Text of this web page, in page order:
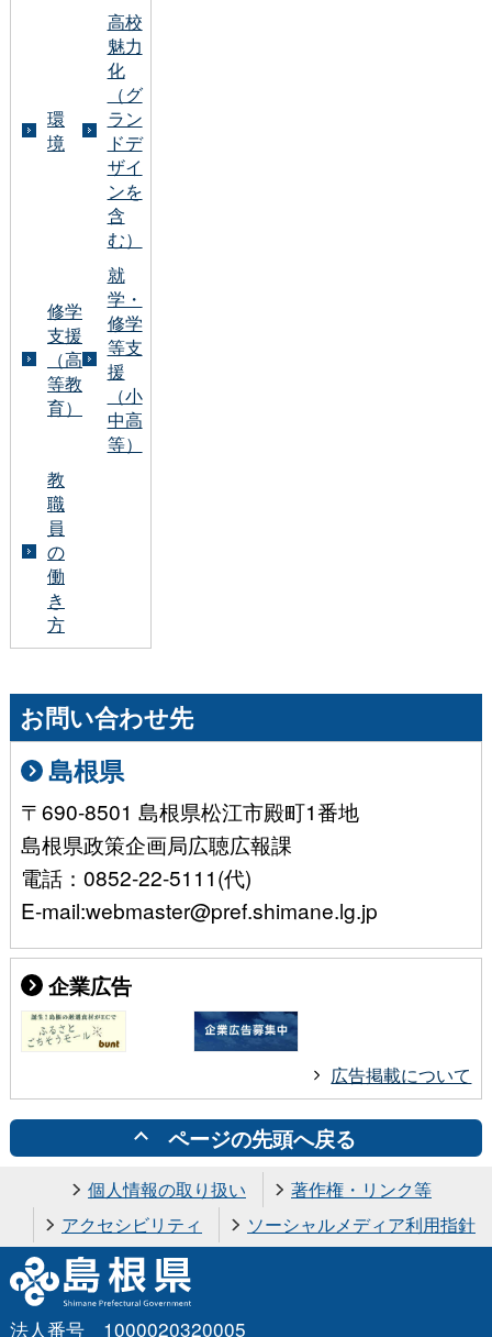
環
境
高校
魅力
化
（グ
ラン
ドデ
ザイ
ンを
含
む）
修学
支援
（高
等教
育）
就
学・
修学
等支
援
（小
中高
等）
教
職
員
の
働
き
方
お問い合わせ先
島根県
〒690-8501 島根県松江市殿町1番地
島根県政策企画局広聴広報課
電話：0852-22-5111(代)
E-mail:webmaster@pref.shimane.lg.jp
企業広告
広告掲載について
ページの先頭へ戻る
個人情報の取り扱い
著作権・リンク等
アクセシビリティ
ソーシャルメディア利用指針
法人番号 1000020320005